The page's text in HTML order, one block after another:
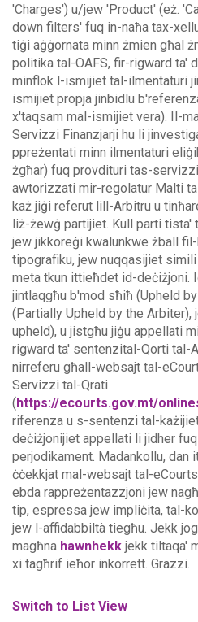
'Charges') u/jew 'Product' (eż.
down filters' fuq in-naħa tax-
tiġi aġġornata minn żmien għal
politika tal-OAFS, fir-rigward ta'
minflok l-ismijiet tal-ilmentaturi
ismijiet propja jinbidlu
x'taqsam mal-ismijiet vera). Il-
Servizzi Finanzjarji hu li
ppreżentati minn ilmentaturi
żgħar) fuq provdituri tas-
awtorizzati mir-regolatur Malti
każ jiġi referut lill-Arbitru u
liż-żewġ partijiet. Kull parti tista'
jew jikkoreġi kwalunkwe żball
tipografiku, jew nuqqasijiet
meta tkun ittieħdet id-deċiżjoni.
jintlaqgħu b'mod sħiħ (Upheld
(Partially Upheld by the Arbiter),
upheld), u jistgħu jiġu appellati
rigward ta' sentenzital-Qorti tal-
nirreferu għall-websajt tal-
Servizzi tal-Qrati
(https://ecourts.gov.mt/
riferenza u s-sentenzi tal-
deċiżjonijiet appellati li jidher
perjodikament. Madankollu, dan
ċċekkjat mal-websajt tal-
ebda rappreżentazzjoni jew
tip, espressa jew impliċita, tal-
jew l-affidabbiltà tiegħu. Jekk
magħna hawnhekk jekk tiltaqa'
xi tagħrif ieħor inkorrett. Grazzi.
Switch to List View